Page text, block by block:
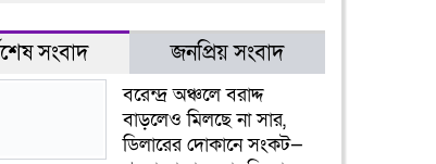
সংবাদ জনপ্রিয় সংবাদ
বরেন্দ্র অঞ্চলে বরাদ্দ
বাড়লেও মিলছে না সার,
ডিলারের দোকানে সংকট—